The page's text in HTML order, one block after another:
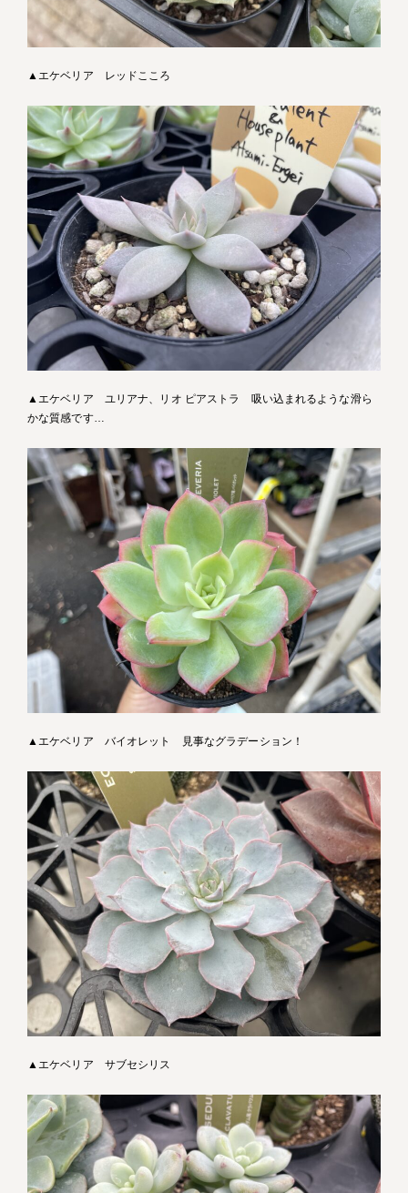
▲エケベリア レッドこころ
▲エケベリア ユリアナ、リオ ピアストラ 吸い込まれるような滑ら
かな質感です…
▲エケベリア バイオレット 見事なグラデーション！
▲エケベリア サブセシリス